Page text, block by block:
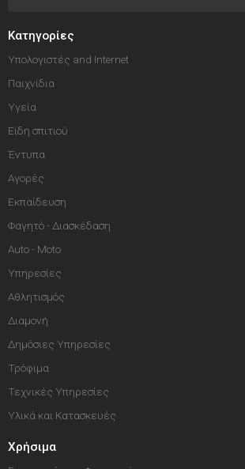
Κατηγορίες
Υπολογιστές and Internet
Παιχνίδια
Υγεία
Είδη σπιτιού
Έντυπα
Αγορές
Εκπαίδευση
Φαγητό - Διασκέδαση
Auto - Moto
Υπηρεσίες
Αθλητισμός
Διαμονή
Δημόσιες Υπηρεσίες
Τρόφιμα
Τεχνικές Υπηρεσίες
Υλικά και Κατασκευές
Χρήσιμα